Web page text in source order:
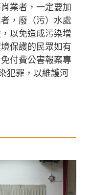
業者，一定要加
，廢（污）水處
以免造成污染增
保護的民眾如有
付費公害報案專
犯罪，以維護河